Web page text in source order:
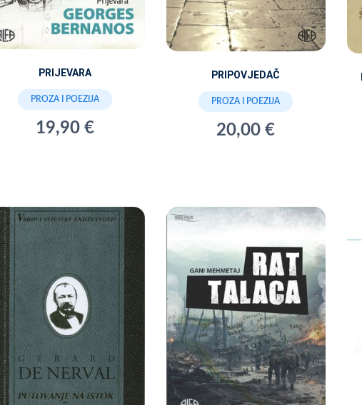
PRIJEVARA
PROZA I POEZIJA
19,90 €
PRIPOVJEDAČ
PROZA I POEZIJA
20,00 €